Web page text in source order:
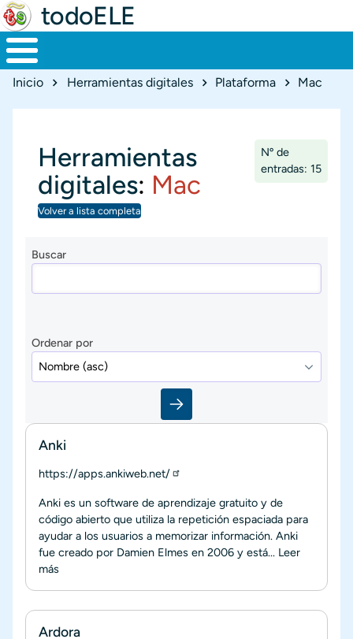
todoELE
Ruta de navegación
Inicio Herramientas digitales Plataforma Mac
Herramientas
digitales: Mac
Nº de
entradas: 15
Volver a lista completa
Buscar
Ordenar por
Anki
https://apps.ankiweb.net/
Anki es un software de aprendizaje gratuito y de
código abierto que utiliza la repetición espaciada para
ayudar a los usuarios a memorizar información. Anki
fue creado por Damien Elmes en 2006 y está... Leer
más
Ardora